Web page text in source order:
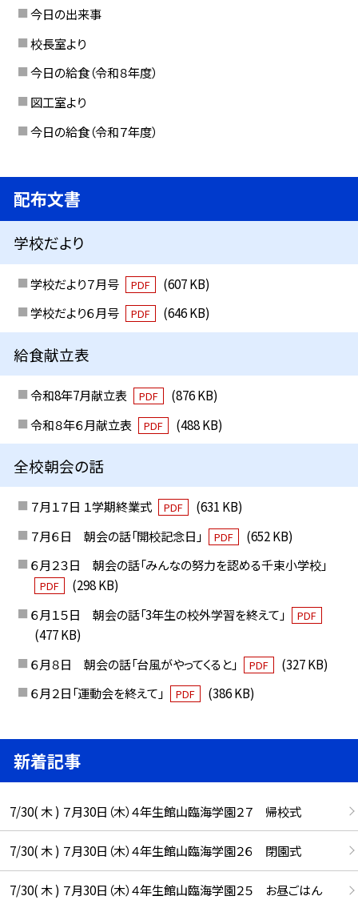
今日の出来事
校長室より
今日の給食（令和８年度）
図工室より
今日の給食（令和７年度）
配布文書
学校だより
学校だより７月号 PDF
(607 KB)
学校だより６月号
PDF (646 KB)
給食献立表
令和8年7月献立表 PDF
(876 KB)
令和８年６月献立表
PDF (488 KB)
全校朝会の話
７月１７日 １学期終業式 PDF
(631 KB)
７月６日 朝会の話「開校記念日」
PDF
(652 KB)
６月２３日 朝会の話「みんなの努力を認める千束小学校」
PDF
(298 KB)
６月１５日 朝会の話「3年生の校外学習を終えて」
PDF
(477 KB)
６月８日 朝会の話「台風がやってくると」
PDF
(327 KB)
６月２日「運動会を終えて」
PDF (386 KB)
新着記事
7/30( 木 ) ７月30日（木）４年生館山臨海学園２７ 帰校式
7/30( 木 ) ７月30日（木）４年生館山臨海学園２６ 閉園式
7/30( 木 ) ７月30日（木）４年生館山臨海学園２５ お昼ごはん